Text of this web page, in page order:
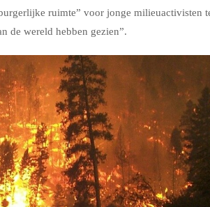
ruimte” voor jonge milieuactivisten
de wereld hebben gezien”.